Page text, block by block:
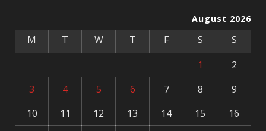
August 2026
M T W T F S
S
1
2
3
4 5 6 7 8
9
10
11 12 13 14 15
16